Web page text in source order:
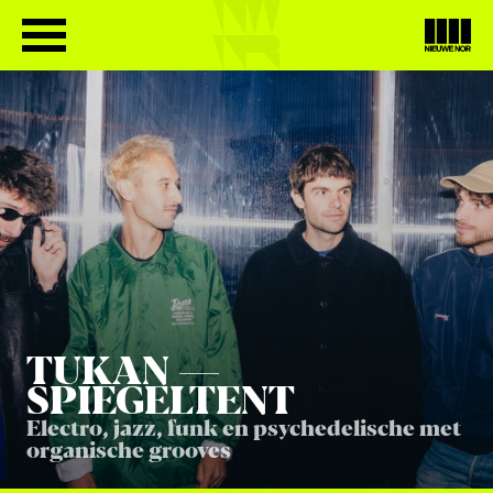
TUKAN —
SPIEGELTENT
Electro, jazz, funk en psychedelische met
organische grooves